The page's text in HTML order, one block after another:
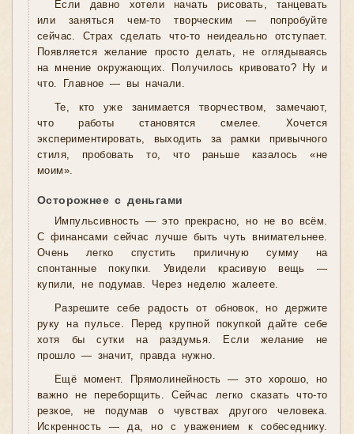
Если давно хотели начать рисовать, танцевать
или заняться чем-то творческим — попробуйте
сейчас. Страх сделать что-то неидеально отступает.
Появляется желание просто делать, не оглядываясь
на мнение окружающих. Получилось кривовато? Ну и
что. Главное — вы начали.
Те, кто уже занимается творчеством, замечают,
что работы становятся смелее. Хочется
экспериментировать, выходить за рамки привычного
стиля, пробовать то, что раньше казалось «не
моим».
Осторожнее с деньгами
Импульсивность — это прекрасно, но не во всём.
С финансами сейчас лучше быть чуть внимательнее.
Очень легко спустить приличную сумму на
спонтанные покупки. Увидели красивую вещь —
купили, не подумав. Через неделю жалеете.
Разрешите себе радость от обновок, но держите
руку на пульсе. Перед крупной покупкой дайте себе
хотя бы сутки на раздумья. Если желание не
прошло — значит, правда нужно.
Ещё момент. Прямолинейность — это хорошо, но
важно не переборщить. Сейчас легко сказать что-то
резкое, не подумав о чувствах другого человека.
Искренность — да, но с уважением к собеседнику.